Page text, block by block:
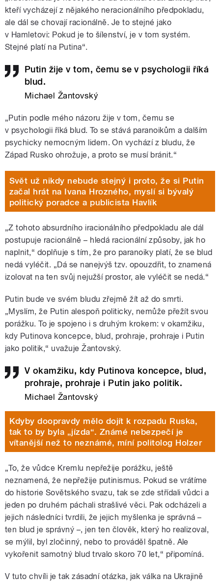
kteří vycházejí z nějakého neracionálního předpokladu,
ale dál se chovají racionálně. Je to stejné jako
v Hamletovi: Pokud je to šílenství, je v tom systém.
Stejné platí na Putina“.
Putin žije v tom, čemu se v psychologii říká
blud.
Michael Žantovský
„Putin podle mého názoru žije v tom, čemu se
v psychologii říká blud. To se stává paranoikům a dalším
psychicky nemocným lidem. On vychází z bludu, že
Západ Rusko ohrožuje, a proto se musí bránit.“
Svět už nikdy nebude stejný i proto, že si Putin
začal hrát na Ivana Hrozného, myslí si bývalý
politický poradce a publicista Havlík
„Z tohoto absurdního iracionálního předpokladu ale dál
postupuje racionálně – hledá racionální způsoby, jak ho
naplnit,“ doplňuje s tím, že pro paranoiky platí, že se blud
nedá vyléčit. „Dá se nanejvýš tzv. opouzdřit, to znamená
izolovat na ten svůj nejužší prostor, ale vyléčit se nedá.“
Putin bude ve svém bludu zřejmě žít až do smrti.
„Myslím, že Putin alespoň politicky, nemůže přežít svou
porážku. To je spojeno i s druhým krokem: v okamžiku,
kdy Putinova koncepce, blud, prohraje, prohraje i Putin
jako politik,“ uvažuje Žantovský.
V okamžiku, kdy Putinova koncepce, blud,
prohraje, prohraje i Putin jako politik.
Michael Žantovský
Kdyby doopravdy mělo dojít k rozpadu Ruska,
tak to by byla „jízda“. Známé nebezpečí je
vítanější než to neznámé, míní politolog Holzer
„To, že vůdce Kremlu nepřežije porážku, ještě
neznamená, že nepřežije putinismus. Pokud se vrátíme
do historie Sovětského svazu, tak se zde střídali vůdci a
jeden po druhém páchali strašlivé věci. Pak odcházeli a
jejich následníci tvrdili, že jejich myšlenka je správná –
ten blud je správný –, jen ten člověk, který ho realizoval,
se mýlil, byl zločinný, nebo to prováděl špatně. Ale
vykořenit samotný blud trvalo skoro 70 let,“ připomíná.
V tuto chvíli je tak zásadní otázka, jak válka na Ukrajině